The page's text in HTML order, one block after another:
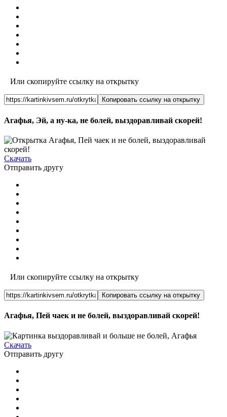
Или скопируйте ссылку на открытку
Копировать ссылку на открытку
Агафья, Эй, а ну-ка, не болей, выздоравливай скорей!
Скачать
Отправить другу
Или скопируйте ссылку на открытку
Копировать ссылку на открытку
Агафья, Пей чаек и не болей, выздоравливай скорей!
Скачать
Отправить другу